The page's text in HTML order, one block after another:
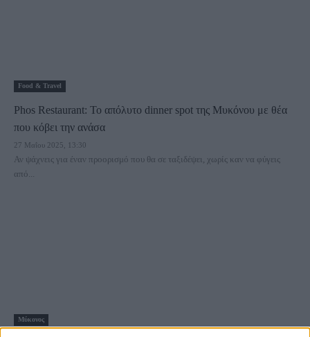
Food & Travel
Phos Restaurant: Το απόλυτο dinner spot της Μυκόνου με θέα
που κόβει την ανάσα
27 Μαΐου 2025, 13:30
Αν ψάχνεις για έναν προορισμό που θα σε ταξιδέψει, χωρίς καν να φύγεις
από...
Μύκονος